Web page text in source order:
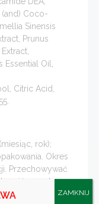
Coco-
Sinensis
Prunus
Oil,
Citric Acid,
rok);
Okres
Przechowywać
przed
ZAMKNIJ